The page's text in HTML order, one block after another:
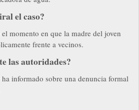
el caso?
momento en que la madre del joven
frente a vecinos.
las autoridades?
informado sobre una denuncia formal